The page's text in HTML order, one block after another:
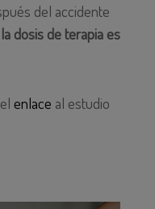
del accidente
la dosis de terapia es
enlace al estudio